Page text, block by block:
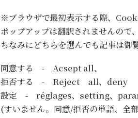
※ブラウザで最初表示する際、
ポップアップは翻訳されませんので
ちなみにどちらを選んでも記事は御
同意する - Acsept all、
拒否する - Reject all、deny
設定 - réglages、setting、
(すいません。同意/拒否の単語、全